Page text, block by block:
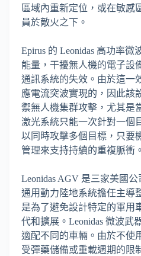
區域內重新定位，或在敏感
員於敵火之下。
Epirus 的 Leonidas 高功率
能量，干擾無人機的電子設
通訊系統的失效。由於這一
應電流突波實現的，因此該
禦無人機集群攻擊，尤其是
激光系統只能一次針對一個
以同時攻擊多個目標，只要
管理來支持持續的重複脈衝。
Leonidas AGV 是三家美國
通用動力陸地系統擔任主導
是為了避免設計特定的軍用
代和擴展。Leonidas 微波武
適配不同的車輛。由於不使
受彈藥儲備或重載週期的限